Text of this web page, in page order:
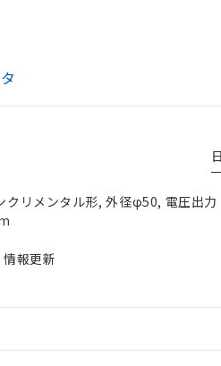
クリメンタル形, 外径φ50, 電圧出
報更新